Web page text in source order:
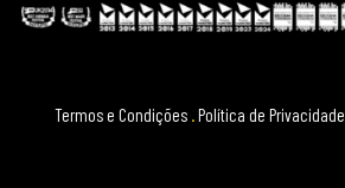
Termos e Condições .Política de Privacidade